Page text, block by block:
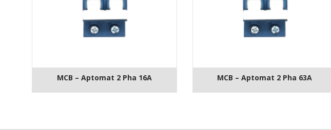
MCB – Aptomat 2 Pha 16A MCB – Aptomat 2 Pha 63A